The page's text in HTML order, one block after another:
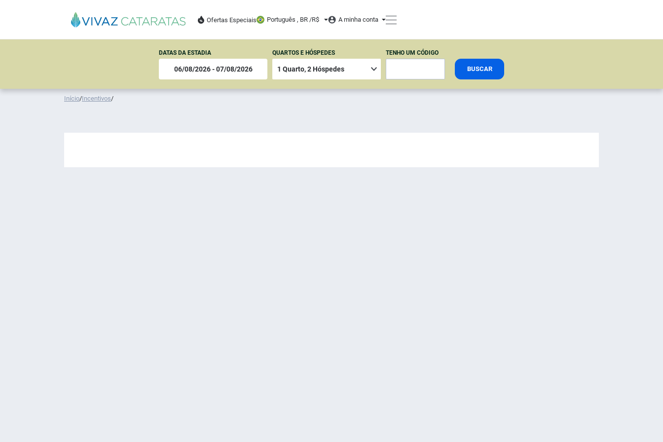
Ofertas Especiais Português , BR /R$ A minha conta
DATAS DA ESTADIA QUARTOS E HÓSPEDES TENHO UM CÓDIGO
BUSCAR
Início/Incentivos/